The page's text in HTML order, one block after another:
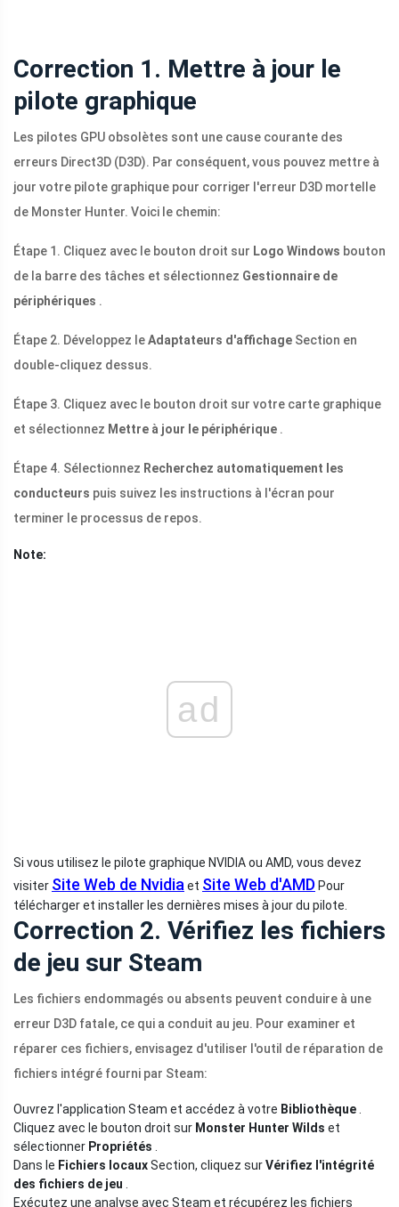
Correction 1. Mettre à jour le
pilote graphique
Les pilotes GPU obsolètes sont une cause courante des
erreurs Direct3D (D3D). Par conséquent, vous pouvez mettre à
jour votre pilote graphique pour corriger l'erreur D3D mortelle
de Monster Hunter. Voici le chemin:
Étape 1. Cliquez avec le bouton droit sur Logo Windows bouton
de la barre des tâches et sélectionnez Gestionnaire de
périphériques .
Étape 2. Développez leAdaptateurs d'affichage Section en
double-cliquez dessus.
Étape 3. Cliquez avec le bouton droit sur votre carte graphique
et sélectionnez Mettre à jour le périphérique .
Étape 4. Sélectionnez Recherchez automatiquement les
conducteurs puis suivez les instructions à l'écran pour
terminer le processus de repos.
Note:
ad
Si vous utilisez le pilote graphique NVIDIA ou AMD, vous devez
visiter Site Web de Nvidia et Site Web d'AMD Pour
télécharger et installer les dernières mises à jour du pilote.
Correction 2. Vérifiez les fichiers
de jeu sur Steam
Les fichiers endommagés ou absents peuvent conduire à une
erreur D3D fatale, ce qui a conduit au jeu. Pour examiner et
réparer ces fichiers, envisagez d'utiliser l'outil de réparation de
fichiers intégré fourni par Steam:
Ouvrez l'application Steam et accédez à votre Bibliothèque
Cliquez avec le bouton droit sur Monster Hunter Wilds et
sélectionner Propriétés
Dans le Fichiers locauxSection, cliquez surVérifiez l'intégrité
des fichiers de jeu
Exécutez une analyse avec Steam et récupérez les fichiers